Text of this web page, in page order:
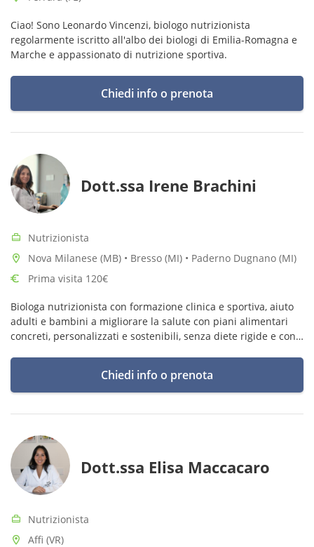
Ciao! Sono Leonardo Vincenzi, biologo nutrizionista
regolarmente iscritto all'albo dei biologi di Emilia-Romagna e
Marche e appassionato di nutrizione sportiva.
Chiedi info o prenota
Dott.ssa Irene Brachini
Nutrizionista
Nova Milanese (MB) • Bresso (MI) • Paderno Dugnano (MI)
Prima visita 120€
Biologa nutrizionista con formazione clinica e sportiva, aiuto
adulti e bambini a migliorare la salute con piani alimentari
concreti, personalizzati e sostenibili, senza diete rigide e con
Chiedi info o prenota
Dott.ssa Elisa Maccacaro
Nutrizionista
Affi (VR)